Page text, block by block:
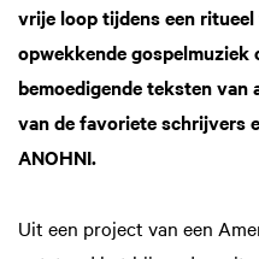
vrije loop tijdens een
opwekkende gospelmuziek
bemoedigende teksten van
van de favoriete schrijvers
ANOHNI.
Uit een project van een